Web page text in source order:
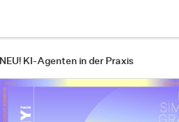
NEU! KI-Agenten in der Praxis